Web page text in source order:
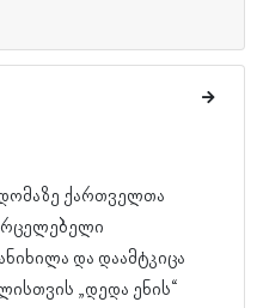
ქართველთა
და დაამტკიცა
„დედა ენის“